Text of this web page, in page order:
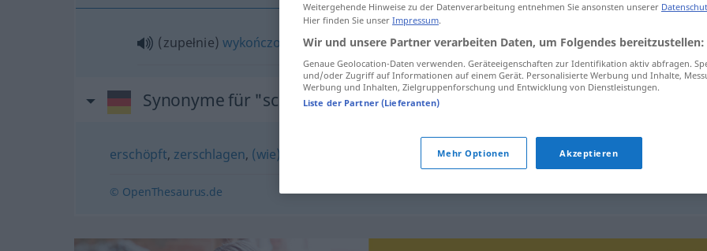
(zupełnie) wykończony schachmatt
Synonyme für "schachmatt"
erschöpft, zerschlagen, (wie) erschlagen (ugs.) hinüber,kaputt,fertig erledigt
© OpenThesaurus.de
Weitergehende Hinweise zu der Datenverarbeitung entnehmen Sie ansonsten unserer
Hier finden Sie unser Impressum.
Wir und unsere Partner verarbeiten Daten, um Folgendes bereitzustellen:
Genaue Geolocation-Daten verwenden. Geräteeigenschaften zur Identifikation aktiv abfragen.
und/oder Zugriff auf Informationen auf einem Gerät. Personalisierte Werbung und Inhalte,
Werbung und Inhalten, Zielgruppenforschung und Entwicklung von Dienstleistungen.
Liste der Partner (Lieferanten)
Mehr Optionen Akzeptieren